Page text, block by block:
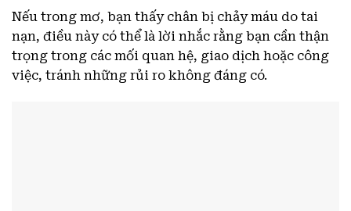
Nếu trong mơ, bạn thấy chân bị chảy máu do tai
nạn, điều này có thể là lời nhắc rằng bạn cần thận
trọng trong các mối quan hệ, giao dịch hoặc công
việc, tránh những rủi ro không đáng có.